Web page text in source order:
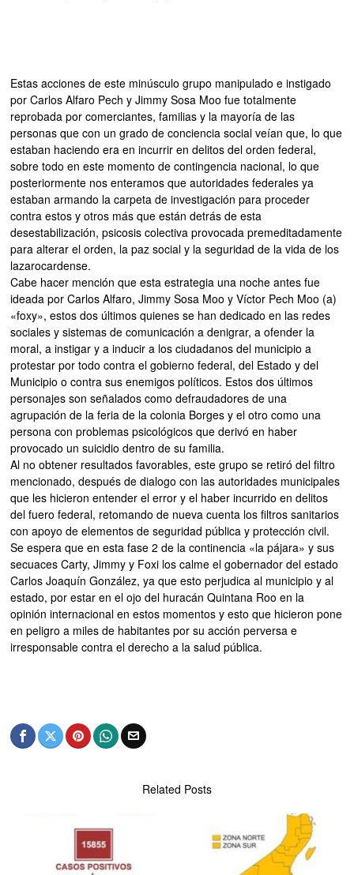
Estas acciones de este minúsculo grupo manipulado e instigado
por Carlos Alfaro Pech y Jimmy Sosa Moo fue totalmente
reprobada por comerciantes, familias y la mayoría de las
personas que con un grado de conciencia social veían que, lo que
estaban haciendo era en incurrir en delitos del orden federal,
sobre todo en este momento de contingencia nacional, lo que
posteriormente nos enteramos que autoridades federales ya
estaban armando la carpeta de investigación para proceder
contra estos y otros más que están detrás de esta
desestabilización, psicosis colectiva provocada premeditadamente
para alterar el orden, la paz social y la seguridad de la vida de los
lazarocardense.
Cabe hacer mención que esta estrategia una noche antes fue
ideada por Carlos Alfaro, Jimmy Sosa Moo y Víctor Pech Moo (a)
«foxy», estos dos últimos quienes se han dedicado en las redes
sociales y sistemas de comunicación a denigrar, a ofender la
moral, a instigar y a inducir a los ciudadanos del municipio a
protestar por todo contra el gobierno federal, del Estado y del
Municipio o contra sus enemigos políticos. Estos dos últimos
personajes son señalados como defraudadores de una
agrupación de la feria de la colonia Borges y el otro como una
persona con problemas psicológicos que derivó en haber
provocado un suicidio dentro de su familia.
Al no obtener resultados favorables, este grupo se retiró del filtro
mencionado, después de dialogo con las autoridades municipales
que les hicieron entender el error y el haber incurrido en delitos
del fuero federal, retomando de nueva cuenta los filtros sanitarios
con apoyo de elementos de seguridad pública y protección civil.
Se espera que en esta fase 2 de la continencia «la pájara» y sus
secuaces Carty, Jimmy y Foxi los calme el gobernador del estado
Carlos Joaquín González, ya que esto perjudica al municipio y al
estado, por estar en el ojo del huracán Quintana Roo en la
opinión internacional en estos momentos y esto que hicieron pone
en peligro a miles de habitantes por su acción perversa e
irresponsable contra el derecho a la salud pública.
Related Posts